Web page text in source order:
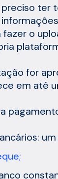
ter
fazer o
for
em até